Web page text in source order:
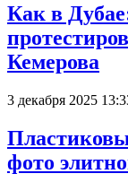
Как в
Кемерова
3 декабря 2025
фото